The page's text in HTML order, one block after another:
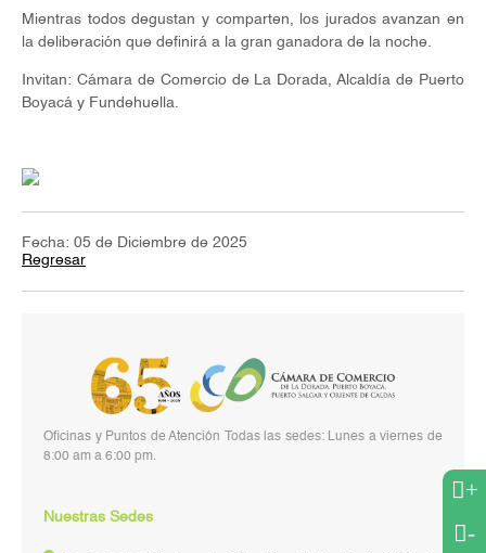
Mientras todos degustan y comparten, los jurados avanzan en
la deliberación que definirá a la gran ganadora de la noche.
Invitan: Cámara de Comercio de La Dorada, Alcaldía de Puerto
Boyacá y Fundehuella.
Fecha: 05 de Diciembre de 2025
Regresar
+
-
Oficinas y Puntos de Atención Todas las sedes: Lunes a viernes de
8:00 am a 6:00 pm.
Nuestras Sedes